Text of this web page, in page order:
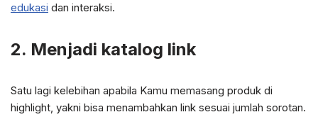
edukasi dan interaksi.
2. Menjadi katalog link
Satu lagi kelebihan apabila Kamu memasang produk di
highlight, yakni bisa menambahkan link sesuai jumlah sorotan.